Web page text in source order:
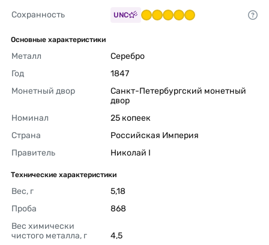
Сохранность UNC
Основные характеристики
Металл
Серебро
Год
1847
Монетный двор
Санкт-Петербургский монетный
двор
Номинал
25 копеек
Страна
Российская Империя
Правитель
Николай I
Технические характеристики
Вес, г
5,18
Проба
868
Вес химически
чистого металла, г
4,5